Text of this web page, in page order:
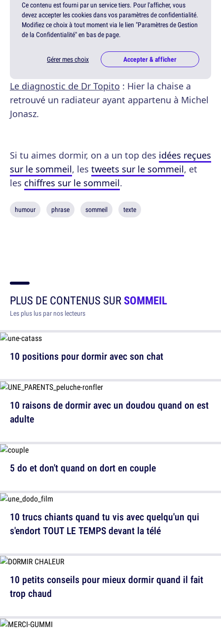
Ce contenu est fourni par un service tiers. Pour l'afficher, vous
devez accepter les cookies dans vos paramètres de confidentialité.
Modifiez ce choix à tout moment via le lien "Paramètres de Gestion
de la Confidentialité" en bas de page.
Gérer mes choix Accepter & afficher
Le diagnostic de Dr Topito : Hier la chaise a
retrouvé un radiateur ayant appartenu à Michel
Jonasz.
Si tu aimes dormir, on a un top des idées reçues
sur le sommeil, les tweets sur le sommeil, et
les chiffres sur le sommeil.
humour phrase sommeil texte
PLUS DE CONTENUS SURSOMMEIL
Les plus lus par nos lecteurs
10 positions pour dormir avec son chat
5 do et don't quand on dort en couple
10 petits conseils pour mieux dormir quand il fait
trop chaud
10 raisons de dormir avec un doudou quand on est
adulte
10 trucs chiants quand tu vis avec quelqu'un qui
s'endort TOUT LE TEMPS devant la télé